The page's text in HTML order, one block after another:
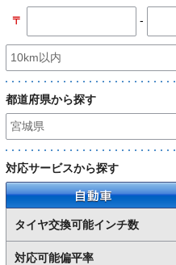
〒 -
都道府県から探す
対応サービスから探す
自動車
タイヤ交換可能インチ数
対応可能偏平率